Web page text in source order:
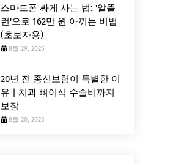
스마트폰 싸게 사는 법: '알뜰
런'으로 162만 원 아끼는 비법
(초보자용)
8월 29, 2025
20년 전 종신보험이 특별한 이
유 | 치과 뼈이식 수술비까지
보장
8월 20, 2025